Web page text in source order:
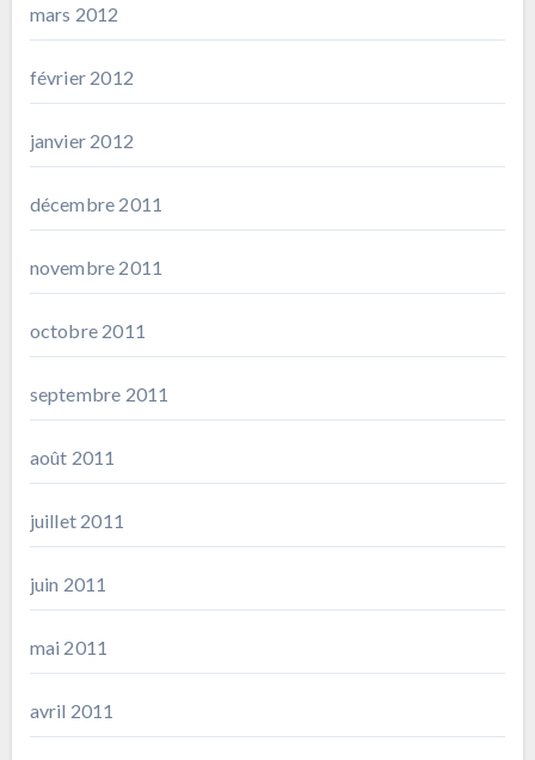
mars 2012
février 2012
janvier 2012
décembre 2011
novembre 2011
octobre 2011
septembre 2011
août 2011
juillet 2011
juin 2011
mai 2011
avril 2011